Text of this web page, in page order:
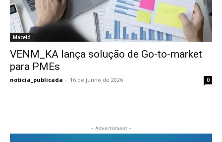
Maceió
VENM_KA lança solução de Go-to-market
para PMEs
noticia_publicada - 16 de junho de 2026 0
- Advertisment -